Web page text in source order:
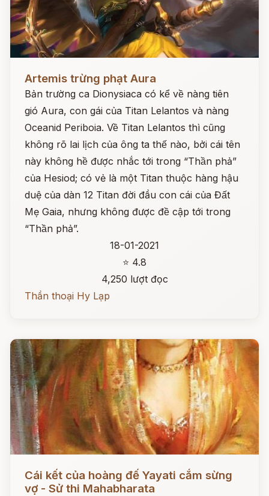
Artemis trừng phạt Aura
Bản trường ca Dionysiaca có kể về nàng tiên
gió Aura, con gái của Titan Lelantos và nàng
Oceanid Periboia. Về Titan Lelantos thì cũng
không rõ lai lịch của ông ta thế nào, bởi cái tên
này không hề được nhắc tới trong “Thần phả”
của Hesiod; có vẻ là một Titan thuộc hàng hậu
duệ của dàn 12 Titan đời đầu con cái của Đất
Mẹ Gaia, nhưng không được đề cập tới trong
“Thần phả”.
18-01-2021
⭐ 4.8
4,250 lượt đọc
Thần thoại Hy Lạp
Cái kết của hoàng đế Yayati cắm sừng
vợ - Sử thi Mahabharata